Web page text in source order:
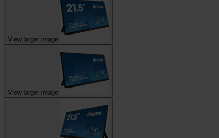
View larger image
View larger image